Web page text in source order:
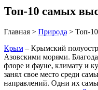
Топ-10 самых
Главная > Природа > Топ-
Крым – Крымский
Азовскими морями.
флоре и фауне, климату и
занял свое место среди
направлений. Одни их